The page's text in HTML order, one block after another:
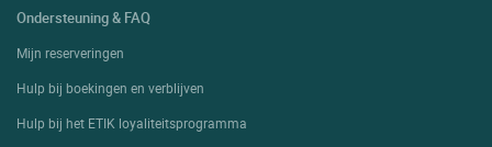
Ondersteuning & FAQ
Mijn reserveringen
Hulp bij boekingen en verblijven
Hulp bij het ETIK loyaliteitsprogramma